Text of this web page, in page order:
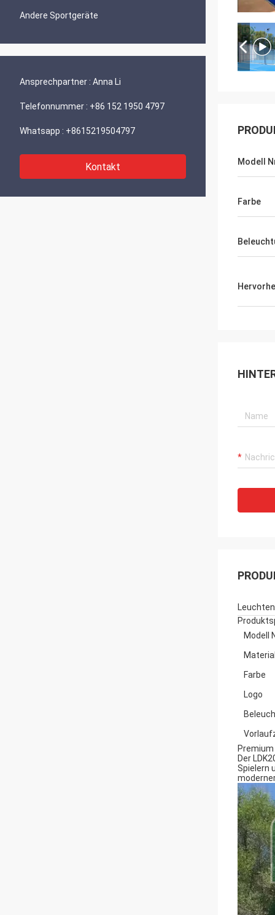
Andere Sportgeräte
Ansprechpartner : Anna Li
Telefonnummer : +86 152 1950 4797
Whatsapp : +8615219504797
Kontakt Modell
Farbe
Modell
Farbe
Logo
Der
Spielern